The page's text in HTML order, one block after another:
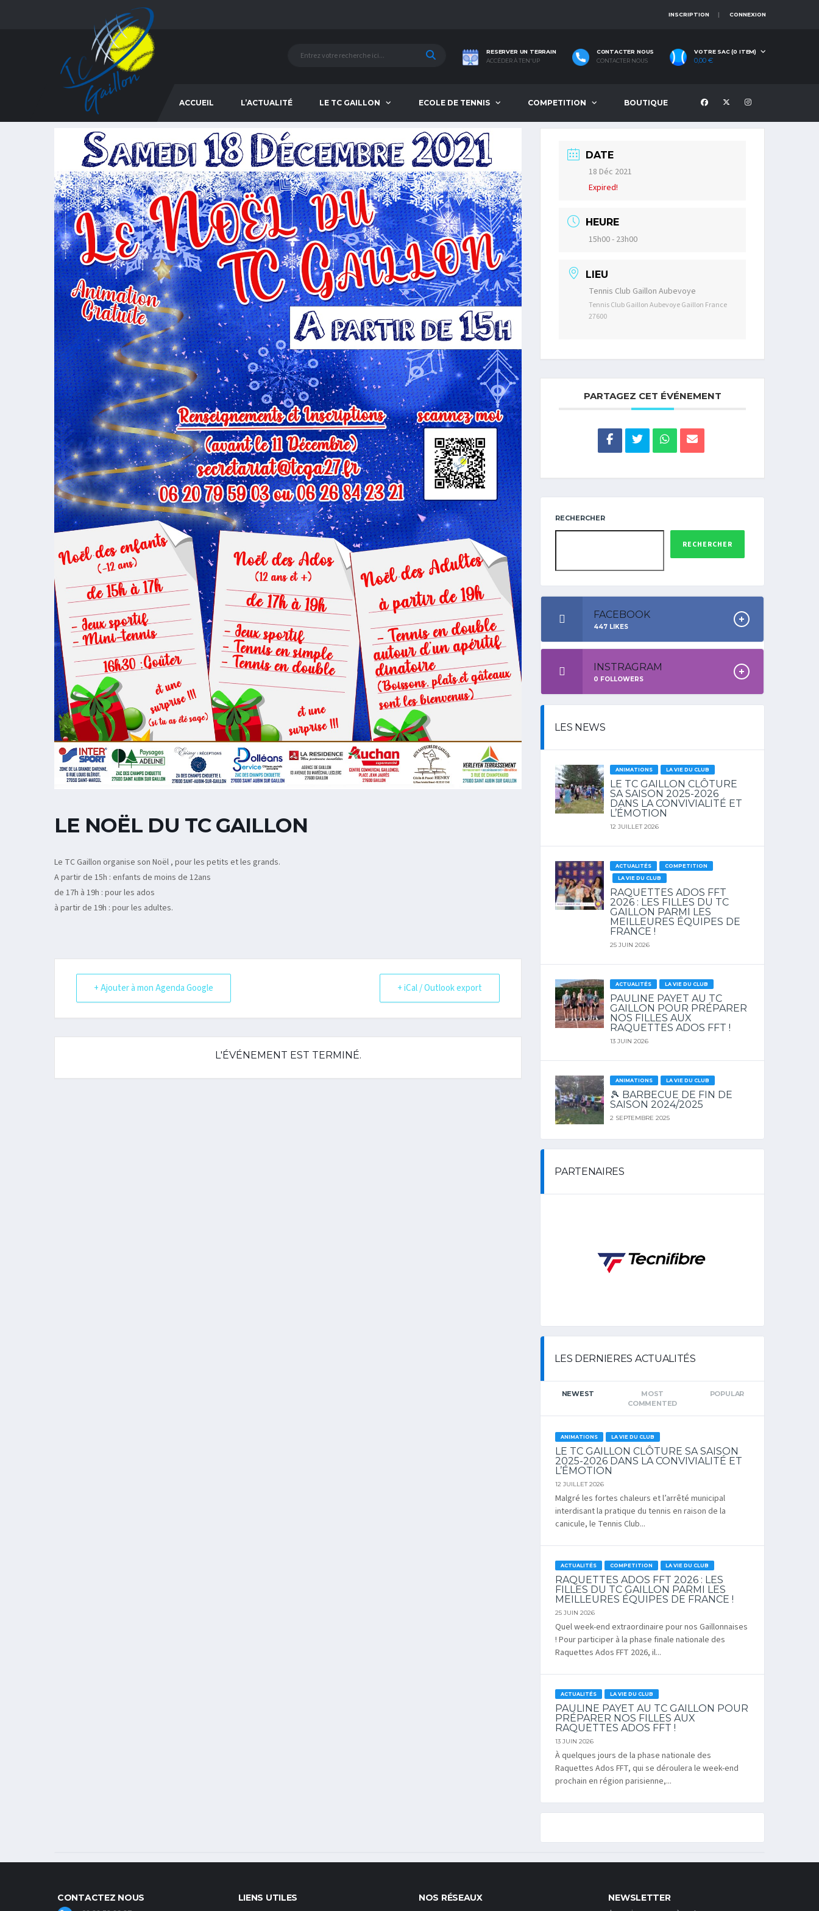
INSCRIPTION CONNEXION
RESERVER UN TERRAIN
ACCÉDER À TEN'UP
CONTACTER NOUS
CONTACTER NOUS
VOTRE SAC (0 ITEM)
0,00€
ACCUEIL L’ACTUALITÉ LE TC GAILLON ECOLE DE TENNIS COMPETITION BOUTIQUE
LE NOËL DU TC GAILLON
Le TC Gaillon organise son Noël , pour les petits et les grands.
A partir de 15h : enfants de moins de 12ans
de 17h à 19h : pour les ados
à partir de 19h : pour les adultes.
+ Ajouter à mon Agenda Google + iCal / Outlook export
L'ÉVÉNEMENT EST TERMINÉ.
DATE
18 Déc 2021
Expired!
HEURE
15h00 - 23h00
LIEU
Tennis Club Gaillon Aubevoye
Tennis Club Gaillon Aubevoye Gaillon France
27600
PARTAGEZ CET ÉVÉNEMENT
RECHERCHER
RECHERCHER
FACEBOOK
447 LIKES
INSTRAGRAM
0 FOLLOWERS
LES NEWS
ANIMATIONS LA VIE DU CLUB
LE TC GAILLON CLÔTURE
SA SAISON 2025-2026
DANS LA CONVIVIALITÉ ET
L’ÉMOTION
12 JUILLET 2026
ACTUALITÉS
COMPETITION
LA VIE DU CLUB
RAQUETTES ADOS FFT
2026 : LES FILLES DU TC
GAILLON PARMI LES
MEILLEURES ÉQUIPES DE
FRANCE !
25 JUIN 2026
ACTUALITÉS LA VIE DU CLUB
PAULINE PAYET AU TC
GAILLON POUR PRÉPARER
NOS FILLES AUX
RAQUETTES ADOS FFT !
13 JUIN 2026
ANIMATIONS LA VIE DU CLUB
🎾 BARBECUE DE FIN DE
SAISON 2024/2025
2 SEPTEMBRE 2025
PARTENAIRES
LES DERNIERES ACTUALITÉS
NEWEST
MOST
COMMENTED
POPULAR
ANIMATIONS LA VIE DU CLUB
LE TC GAILLON CLÔTURE SA SAISON
2025-2026 DANS LA CONVIVIALITÉ ET
L’ÉMOTION
12 JUILLET 2026
Malgré les fortes chaleurs et l’arrêté municipal
interdisant la pratique du tennis en raison de la
canicule, le Tennis Club...
ACTUALITÉS COMPETITION LA VIE DU CLUB
RAQUETTES ADOS FFT 2026 : LES
FILLES DU TC GAILLON PARMI LES
MEILLEURES ÉQUIPES DE FRANCE !
25 JUIN 2026
Quel week-end extraordinaire pour nos Gaillonnaises
! Pour participer à la phase finale nationale des
Raquettes Ados FFT 2026, il...
ACTUALITÉS LA VIE DU CLUB
PAULINE PAYET AU TC GAILLON POUR
PRÉPARER NOS FILLES AUX
RAQUETTES ADOS FFT !
13 JUIN 2026
À quelques jours de la phase nationale des
Raquettes Ados FFT, qui se déroulera le week-end
prochain en région parisienne,...
CONTACTEZ NOUS LIENS UTILES NOS RÉSEAUX NEWSLETTER